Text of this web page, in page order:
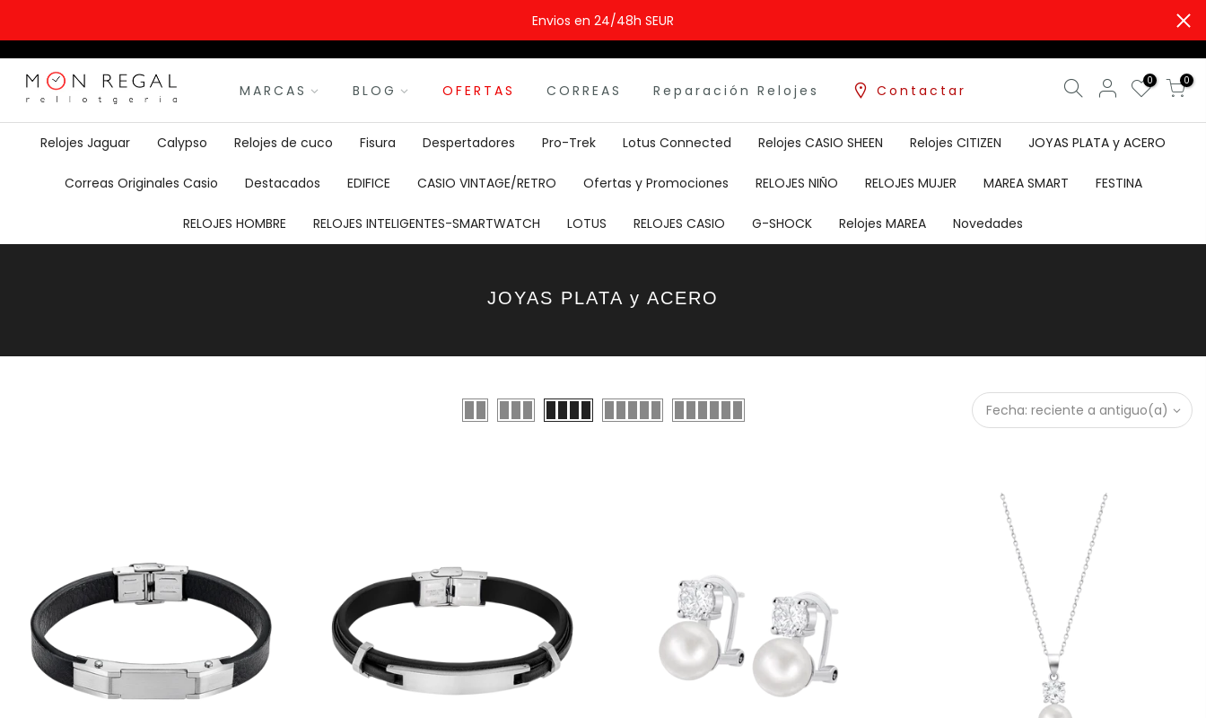
Envios en 24/48h SEUR
MARCAS BLOG OFERTAS CORREAS Reparación Relojes Contactar
0 0
Relojes Jaguar Calypso Relojes de cuco Fisura Despertadores Pro-Trek Lotus Connected Relojes CASIO SHEEN Relojes CITIZEN JOYAS PLATA y ACERO
Correas Originales Casio Destacados EDIFICE CASIO VINTAGE/RETRO Ofertas y Promociones RELOJES NIÑO RELOJES MUJER MAREA SMART FESTINA
RELOJES HOMBRE RELOJES INTELIGENTES-SMARTWATCH LOTUS RELOJES CASIO G-SHOCK Relojes MAREA Novedades
JOYAS PLATA y ACERO
Fecha: reciente a antiguo(a)